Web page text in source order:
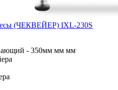
(ЧЕКВЕЙЕР) IXL-230S
- 350мм мм мм